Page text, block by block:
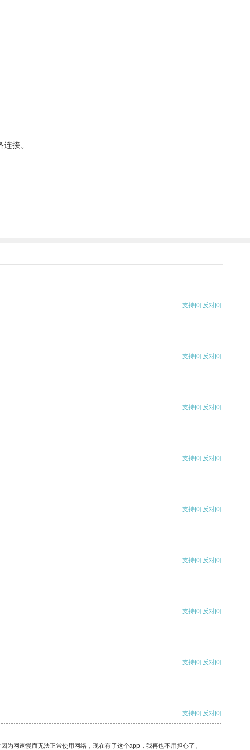
接。
支持[0] 反对[0]
支持[0] 反对[0]
支持[0] 反对[0]
支持[0] 反对[0]
支持[0] 反对[0]
支持[0] 反对[0]
支持[0] 反对[0]
支持[0] 反对[0]
支持[0] 反对[0]
网速慢而无法正常使用网络，现在有了这个app，我再也不用担心了。